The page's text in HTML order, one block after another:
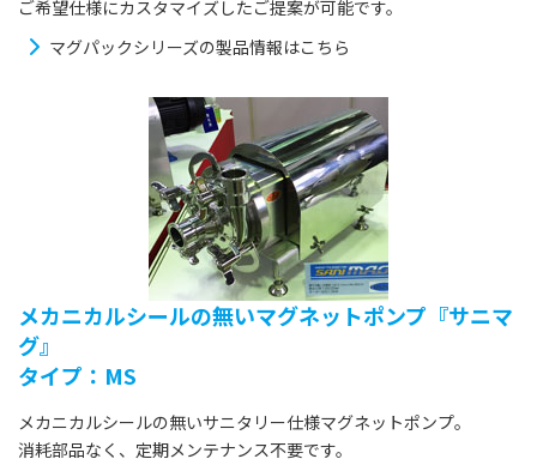
ご希望仕様にカスタマイズしたご提案が可能です。
マグパックシリーズの製品情報はこちら
メカニカルシールの無いマグネットポンプ『サニマ
グ』
タイプ：MS
メカニカルシールの無いサニタリー仕様マグネットポンプ。
消耗部品なく、定期メンテナンス不要です。